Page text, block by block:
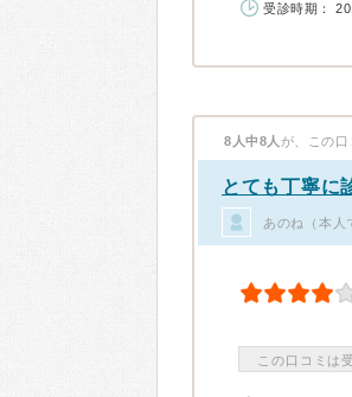
受診時期：
8人中8人 が、この口
とても丁寧に
あのね（本人
この口コミは